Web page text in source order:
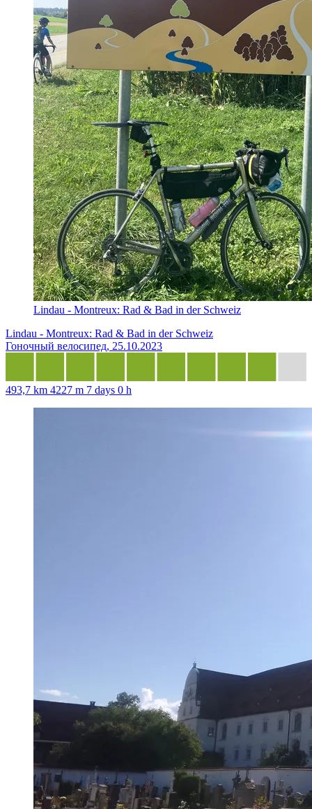
Lindau - Montreux: Rad & Bad in der Schweiz
Lindau - Montreux: Rad & Bad in der Schweiz
Гоночный велосипед, 25.10.2023
493,7 km 4227 m 7 days 0 h